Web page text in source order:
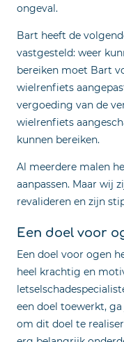
ongeval.
Bart heeft de
vastgesteld: weer
bereiken moet Bart
wielrenfiets
vergoeding van de
wielrenfiets
kunnen bereiken.
Al meerdere malen
aanpassen. Maar wij
revalideren en zijn
Een doel voor
Een doel voor ogen
heel krachtig en
een doel toewerkt,
om dit doel te